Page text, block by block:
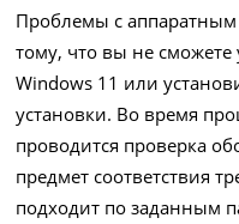
Проблемы с
тому, что вы не
Windows 11 или
установки. Во время
проводится проверка
предмет соответствия
подходит по заданным